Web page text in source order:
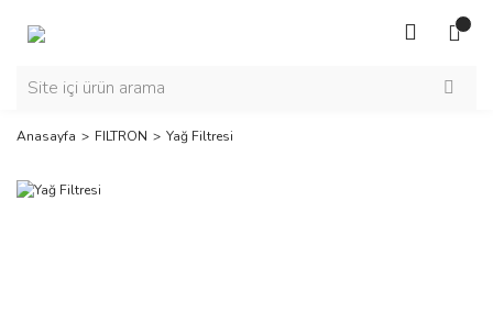
Anasayfa FILTRON Yağ Filtresi